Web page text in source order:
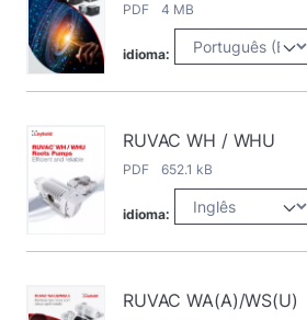
PDF 4 MB
idioma:
RUVAC WH / WHU
PDF 652.1 kB
idioma:
RUVAC WA(A)/WS(U)